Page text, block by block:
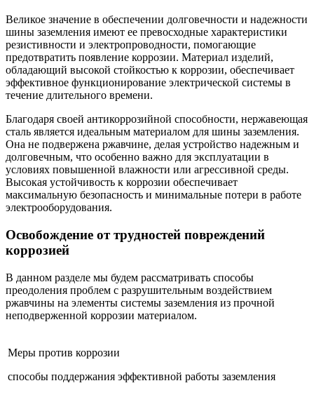
Великое значение в обеспечении долговечности и надежности
шины заземления имеют ее превосходные характеристики
резистивности и электропроводности, помогающие
предотвратить появление коррозии. Материал изделий,
обладающий высокой стойкостью к коррозии, обеспечивает
эффективное функционирование электрической системы в
течение длительного времени.
Благодаря своей антикоррозийной способности, нержавеющая
сталь является идеальным материалом для шины заземления.
Она не подвержена ржавчине, делая устройство надежным и
долговечным, что особенно важно для эксплуатации в
условиях повышенной влажности или агрессивной среды.
Высокая устойчивость к коррозии обеспечивает
максимальную безопасность и минимальные потери в работе
электрооборудования.
Освобождение от трудностей повреждений
коррозией
В данном разделе мы будем рассматривать способы
преодоления проблем с разрушительным воздействием
ржавчины на элементы системы заземления из прочной
неподверженной коррозии материалом.
Меры против коррозии
способы поддержания эффективной работы заземления